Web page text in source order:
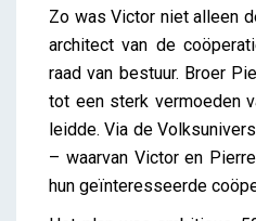
Zo was Victor niet alleen
architect van de
raad van bestuur. Broer
tot een sterk vermoeden
leidde. Via de
– waarvan Victor en
hun geïnteresseerde